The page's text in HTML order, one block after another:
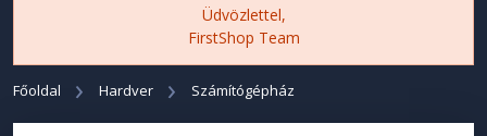
Üdvözlettel,
FirstShop Team
Főoldal Hardver Számítógépház